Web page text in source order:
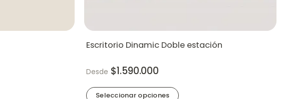
Escritorio Dinamic Doble estación
Desde $1.590.000
Seleccionar opciones